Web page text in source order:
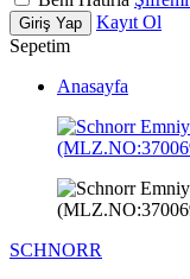
Giriş Yap
Kayıt Ol
Sepetim
Anasayfa
SCHNORR